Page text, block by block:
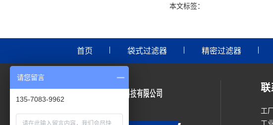
本文标签：
首页 袋式过滤器 精密过滤器
工
工
请您留言
135-7083-9962